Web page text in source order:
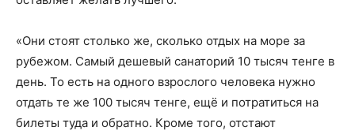
«Они стоят столько же, сколько отдых на море за
рубежом. Самый дешевый санаторий 10 тысяч тенге в
день. То есть на одного взрослого человека нужно
отдать те же 100 тысяч тенге, ещё и потратиться на
билеты туда и обратно. Кроме того, отстают